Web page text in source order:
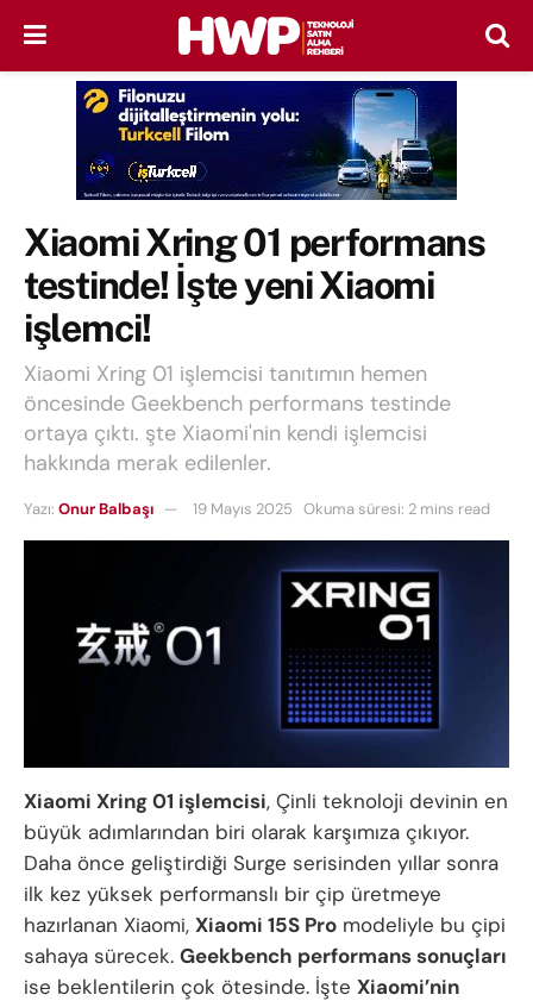
Xiaomi Xring 01 performans
testinde! İşte yeni Xiaomi
işlemci!
Xiaomi Xring 01 işlemcisi tanıtımın hemen
öncesinde Geekbench performans testinde
ortaya çıktı. şte Xiaomi'nin kendi işlemcisi
hakkında merak edilenler.
Yazı: Onur Balbaşı 19 Mayıs 2025 Okuma süresi: 2 mins read
Xiaomi Xring 01 işlemcisi, Çinli teknoloji devinin en
büyük adımlarından biri olarak karşımıza çıkıyor.
Daha önce geliştirdiği Surge serisinden yıllar sonra
ilk kez yüksek performanslı bir çip üretmeye
hazırlanan Xiaomi, Xiaomi 15S Pro modeliyle bu çipi
sahaya sürecek. Geekbench performans sonuçları
ise beklentilerin çok ötesinde. İşte Xiaomi’nin